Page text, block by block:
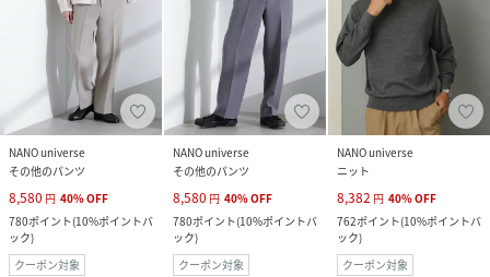
NANO universe
その他のパンツ
8,580 円 40%OFF
780ポイント(10%ポイントバ
ック)
クーポン対象
NANO universe
その他のパンツ
8,580 円 40%OFF
780ポイント(10%ポイントバ
ック)
クーポン対象
NANO universe
ニット
8,382 円 40%OFF
762ポイント(10%ポイントバ
ック)
クーポン対象